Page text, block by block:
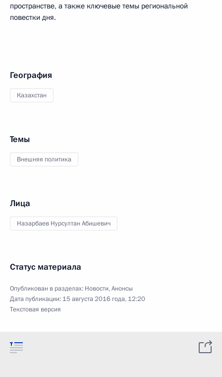
пространстве, а также ключевые темы региональной
повестки дня.
География
Казахстан
Темы
Внешняя политика
Лица
Назарбаев Нурсултан Абишевич
Статус материала
Опубликован в разделах: Новости,Анонсы
Дата публикации: 15 августа 2016 года, 12:20
Текстовая версия